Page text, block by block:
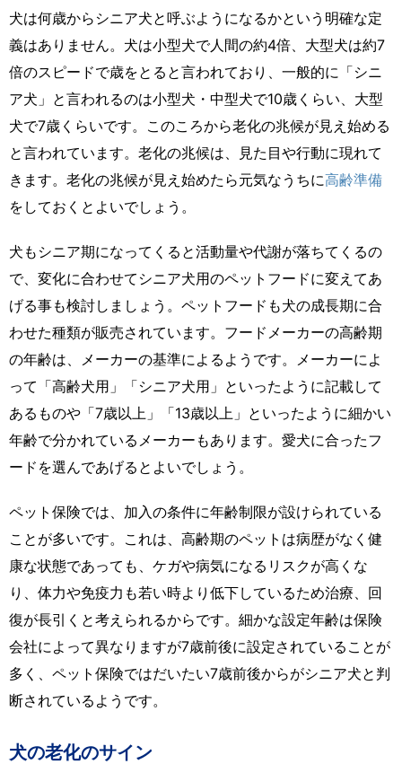
犬は何歳からシニア犬と呼ぶようになるかという明確な定
義はありません。犬は小型犬で人間の約4倍、大型犬は約7
倍のスピードで歳をとると言われており、一般的に「シニ
ア犬」と言われるのは小型犬・中型犬で10歳くらい、大型
犬で7歳くらいです。このころから老化の兆候が見え始める
と言われています。老化の兆候は、見た目や行動に現れて
きます。老化の兆候が見え始めたら元気なうちに高齢準備
をしておくとよいでしょう。
犬もシニア期になってくると活動量や代謝が落ちてくるの
で、変化に合わせてシニア犬用のペットフードに変えてあ
げる事も検討しましょう。ペットフードも犬の成長期に合
わせた種類が販売されています。フードメーカーの高齢期
の年齢は、メーカーの基準によるようです。メーカーによ
って「高齢犬用」「シニア犬用」といったように記載して
あるものや「7歳以上」「13歳以上」といったように細かい
年齢で分かれているメーカーもあります。愛犬に合ったフ
ードを選んであげるとよいでしょう。
ペット保険では、加入の条件に年齢制限が設けられている
ことが多いです。これは、高齢期のペットは病歴がなく健
康な状態であっても、ケガや病気になるリスクが高くな
り、体力や免疫力も若い時より低下しているため治療、回
復が長引くと考えられるからです。細かな設定年齢は保険
会社によって異なりますが7歳前後に設定されていることが
多く、ペット保険ではだいたい7歳前後からがシニア犬と判
断されているようです。
犬の老化のサイン